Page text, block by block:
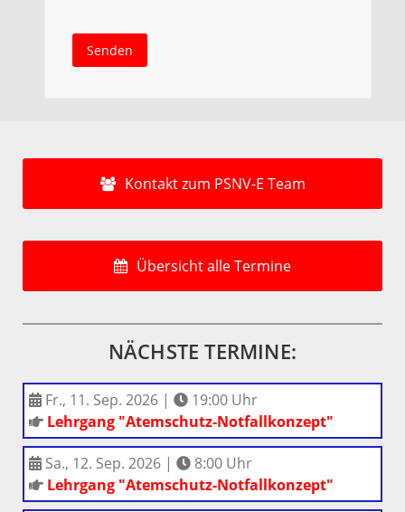
Senden
Kontakt zum PSNV-E Team
Übersicht alle Termine
NÄCHSTE TERMINE:
Fr., 11. Sep. 2026 | 19:00 Uhr
Lehrgang "Atemschutz-Notfallkonzept"
Sa., 12. Sep. 2026 | 8:00 Uhr
Lehrgang "Atemschutz-Notfallkonzept"